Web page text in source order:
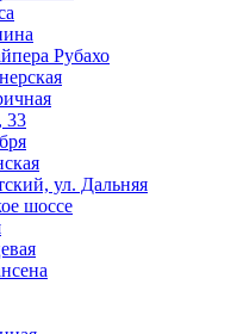
Рубахо
33
ул. Дальняя
шоссе